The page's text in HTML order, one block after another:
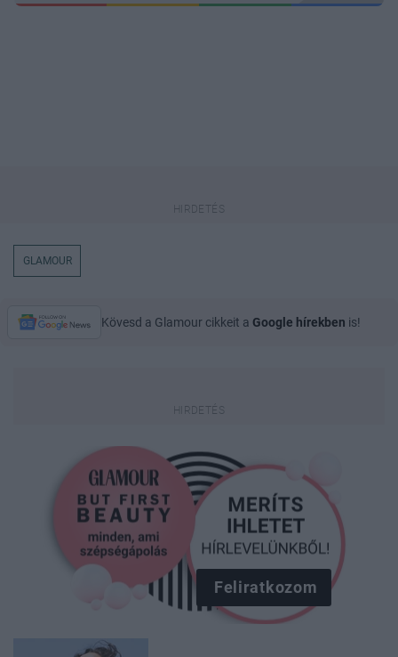
GLAMOUR
Kövesd a Glamour cikkeit a Google hírekben is!
Feliratkozom